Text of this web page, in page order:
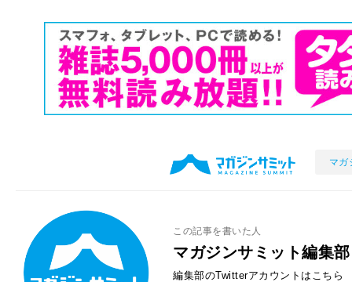
マガ
この記事を書いた人
マガジンサミット編集部
編集部のTwitterアカウントはこちら